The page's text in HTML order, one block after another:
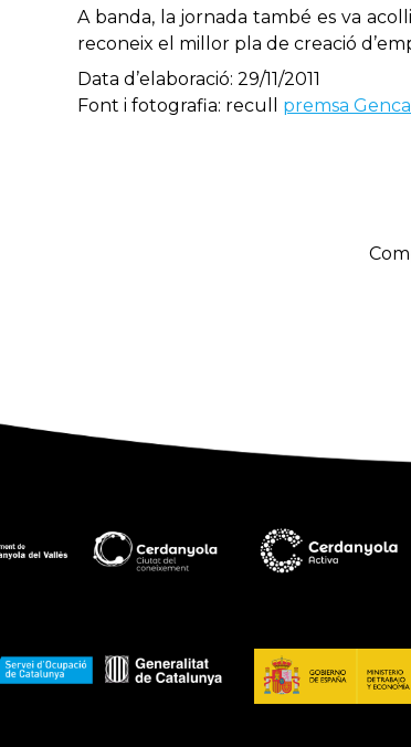
A banda, la jornada també es va
reconeix el millor pla de creació
Data d’elaboració: 29/11/2011
Font i fotografia: recull premsa